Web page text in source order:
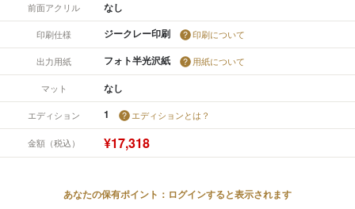
前面アクリル なし
印刷仕様 ジークレー印刷 印刷について
出力用紙 フォト半光沢紙 用紙について
マット なし
エディション 1 エディションとは？
金額（税込） ¥17,318
あなたの保有ポイント：ログインすると表示されます